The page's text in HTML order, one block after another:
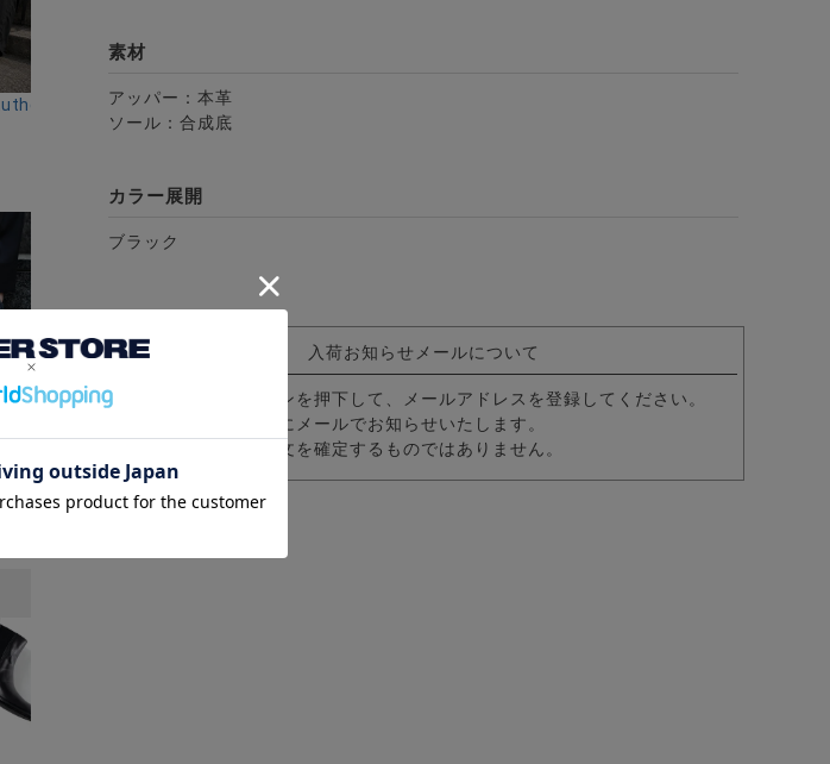
/全5色
1色
LEOPARD Black/Incense/全1色
イカットスニーカー/全3色
ックコンビネーションモカシンシューズ/全1色
編みこみ柄スリッポンスニーカー/全2色
素材
アッパー：本革
ソール：合成底
カラー展開
ブラック
入荷お知らせメールについて
入荷お知らせボタンを押下して、メールアドレスを登録してください。
商品が入荷した際にメールでお知らせいたします。
商品の入荷やご注文を確定するものではありません。